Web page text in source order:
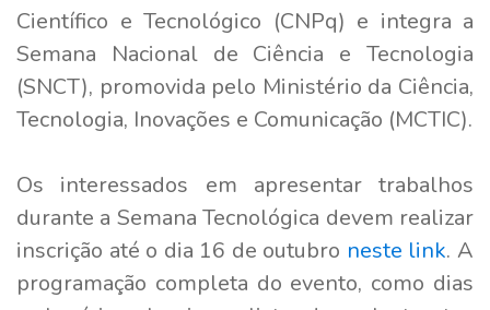
Científico e Tecnológico (CNPq) e integra a
Semana Nacional de Ciência e Tecnologia
(SNCT), promovida pelo Ministério da Ciência,
Tecnologia, Inovações e Comunicação (MCTIC).
Os interessados em apresentar trabalhos
durante a Semana Tecnológica devem realizar
inscrição até o dia 16 de outubro neste link. A
programação completa do evento, como dias